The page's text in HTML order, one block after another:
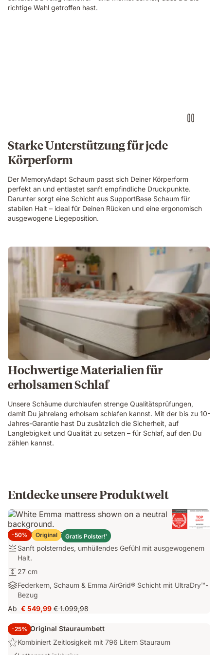
richtige Wahl getroffen hast.
Starke Unterstützung für jede
Körperform
Der MemoryAdapt Schaum passt sich Deiner Körperform
perfekt an und entlastet sanft empfindliche Druckpunkte.
Darunter sorgt eine Schicht aus SupportBase Schaum für
stabilen Halt – ideal für Deinen Rücken und eine ergonomisch
ausgewogene Liegeposition.
Hochwertige Materialien für
erholsamen Schlaf
Unsere Schäume durchlaufen strenge Qualitätsprüfungen,
damit Du jahrelang erholsam schlafen kannst. Mit der bis zu 10-
Jahres-Garantie hast Du zusätzlich die Sicherheit, auf
Langlebigkeit und Qualität zu setzen – für Schlaf, auf den Du
zählen kannst.
Entdecke unsere Produktwelt
-50% Original Gratis Polster!1
Emma Original Elite Matratze
Festigkeit:
Sanft
polsterndes,
umhüllendes
Gefühl
ausgewogenem
Sanft polsterndes, umhüllendes Gefühl mit ausgewogenem
Halt.
Höhe:
27
cm
27 cm
Materialien:
Federkern,
Schaum
&
Emma
AirGrid®
Schicht
mit
Federkern, Schaum & Emma AirGrid® Schicht mit UltraDry™-
Bezug
Ab Preis
€ 549,99
€ 549,99 Ursprünglicher
€ 1.099,98
€ 1.099,98
-25%
Emma Original Stauraumbett
Highlight:
Kombiniert
Kombiniert Zeitlosigkeit mit 796 Litern Stauraum